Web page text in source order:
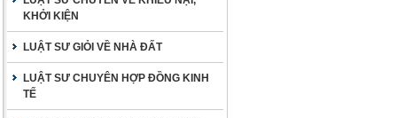
KHỞI KIỆN
LUẬT SƯ GIỎI VỀ NHÀ ĐẤT
LUẬT SƯ CHUYÊN HỢP ĐỒNG KINH
TẾ